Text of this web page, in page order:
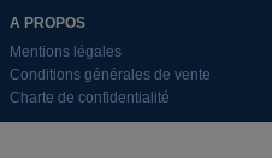
A PROPOS
Mentions légales
Conditions générales de vente
Charte de confidentialité